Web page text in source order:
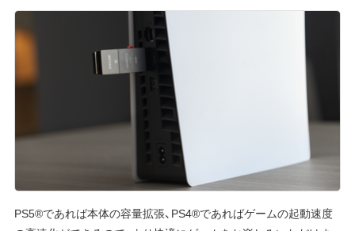
PS5®であれば本体の容量拡張、PS4®であればゲームの起動速度